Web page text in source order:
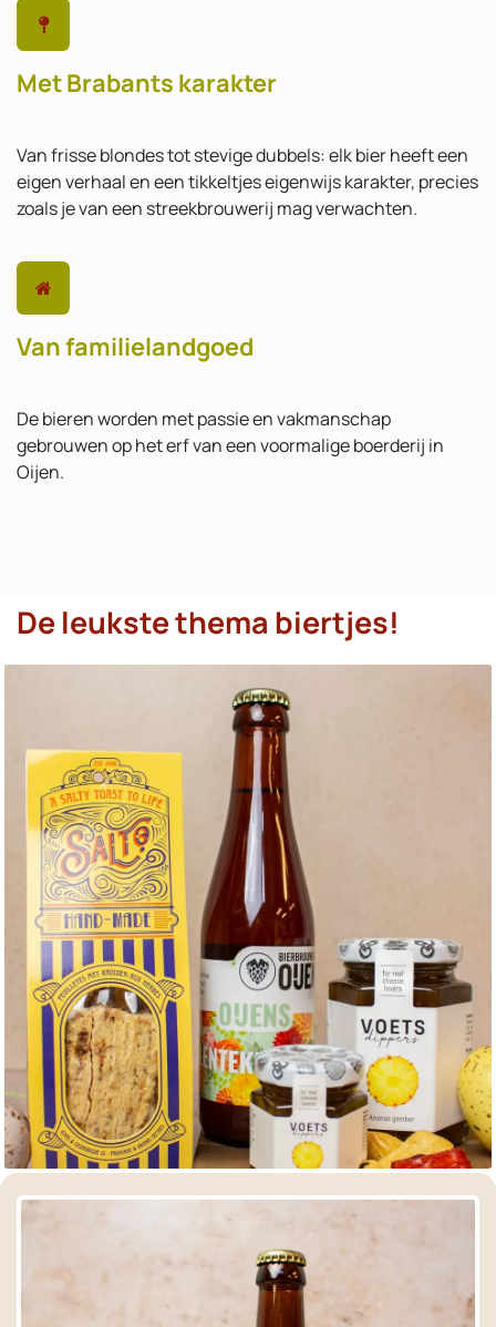
Met Brabants karakter
Van frisse blondes tot stevige dubbels: elk bier heeft een
eigen verhaal en een tikkeltjes eigenwijs karakter, precies
zoals je van een streekbrouwerij mag verwachten.
Van familielandgoed
De bieren worden met passie en vakmanschap
gebrouwen op het erf van een voormalige boerderij in
Oijen.
De leukste thema biertjes!